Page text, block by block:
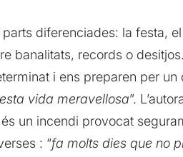
diferenciades: la festa,
banalitats, records o
i ens preparen per
vida meravellosa”.
un incendi provocat
: “fa molts dies que no